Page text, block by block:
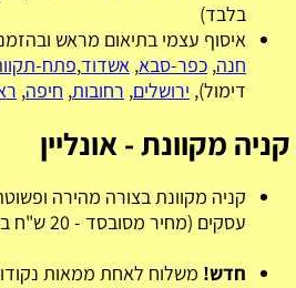
בלבד)
איסוף עצמי בתיאום מראש
חנה, כפר-סבא, אשדוד,פתח-
דימול), ירושלים, רחובות, חיפה,
קניה מקוונת - אונליין
עסקים (מחיר מסובסד - 20 ש"ח בלבד)
חדש! משלוח לאחת ממאות